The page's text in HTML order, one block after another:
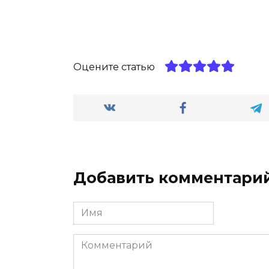
Оцените статью
Добавить
Имя
*
Комментарий